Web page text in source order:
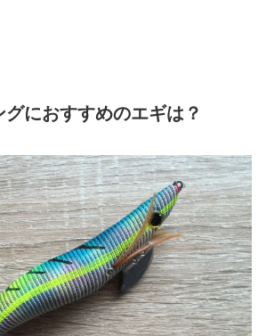
におすすめのエギは？